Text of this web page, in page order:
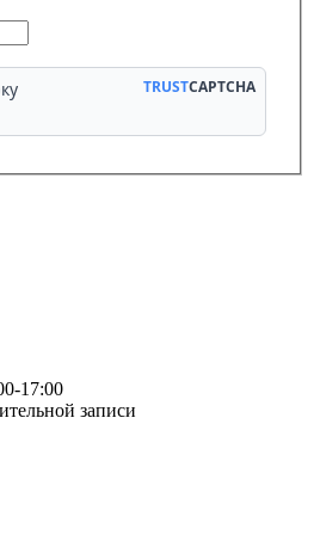
17:00
записи